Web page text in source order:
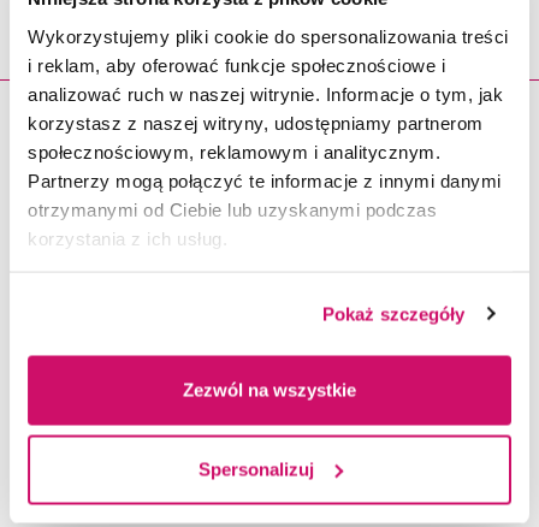
Wykorzystujemy pliki cookie do spersonalizowania treści
i reklam, aby oferować funkcje społecznościowe i
analizować ruch w naszej witrynie. Informacje o tym, jak
korzystasz z naszej witryny, udostępniamy partnerom
społecznościowym, reklamowym i analitycznym.
Partnerzy mogą połączyć te informacje z innymi danymi
otrzymanymi od Ciebie lub uzyskanymi podczas
korzystania z ich usług.
Pokaż szczegóły
Zezwól na wszystkie
Spersonalizuj
PODOBNE
27.05.2026
Zaproszenie na konferencję „Design jako
narzędzie zmian w krajobrazie społeczno-
gospodarczym województwa śląskiego”